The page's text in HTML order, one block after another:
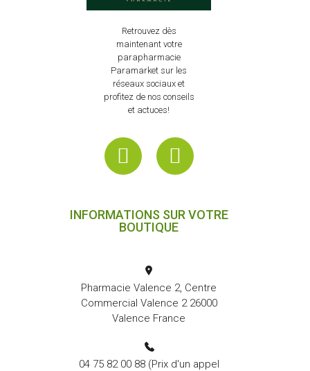
Retrouvez dès
maintenant votre
parapharmacie
Paramarket sur les
réseaux sociaux et
profitez de nos conseils
et actuces!
INFORMATIONS SUR VOTRE
BOUTIQUE
Pharmacie Valence 2, Centre
Commercial Valence 2 26000
Valence France
04 75 82 00 88(Prix d'un appel